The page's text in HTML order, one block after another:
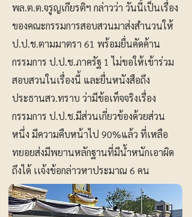
พล.ต.ต.จรูญเกียรติฯ กล่าวว่า วันนี้เป็นเรื่อง
ของคณะกรรมการสอบสวนมาส่งสำนวนให้
ป.ป.ช.ตามมาตรา 61 พร้อมยื่นคัดค้าน
กรรมการ ป.ป.ช.ภาครัฐ 1 ไม่ขอให้เข้าร่วม
สอบสวนในเรื่องนี้ และยื่นหนังสือถึง
ประธานสว.ทราบ ว่ามีข้อเท็จจริงเรื่อง
กรรมการ ป.ป.ช.มีส่วนเกี่ยวข้องด้วยส่วน
หนึ่ง มีความคืบหน้าไป 90%แล้ว ที่เหลือ
ทยอยส่งมีพยานหลักฐานที่มีน้ำหนักเอาผิด
ถึงได้ เเจ้งข้อกล่าวหาประมาณ 6 คน